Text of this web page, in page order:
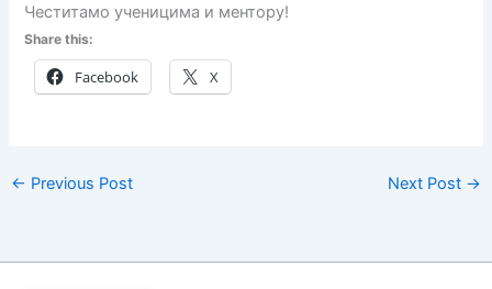
Честитамо ученицима и ментору!
Share this:
Facebook X
← Previous Post Next Post →